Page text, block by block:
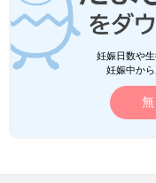
妊娠日数や
妊娠中か